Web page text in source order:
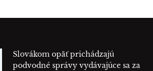
Slovákom opäť prichádzajú
podvodné správy vydávajúce sa za